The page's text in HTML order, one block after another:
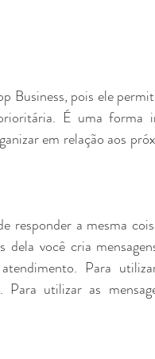
Business, pois ele
É uma forma
em relação aos
responder a mesma
você cria
Para
utilizar as